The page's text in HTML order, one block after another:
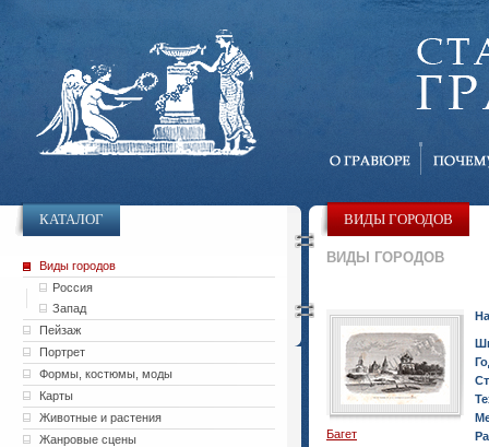
КАТАЛОГ
Виды городов
Россия
Запад
Пейзаж
Портрет
Формы, костюмы, моды
Карты
Животные и растения
Жанровые сцены
ВИДЫ ГОРОДОВ
ВИДЫ ГОРОДОВ
Багет